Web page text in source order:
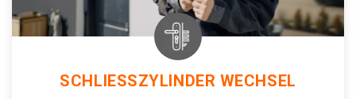
SCHLIESSZYLINDER WECHSEL